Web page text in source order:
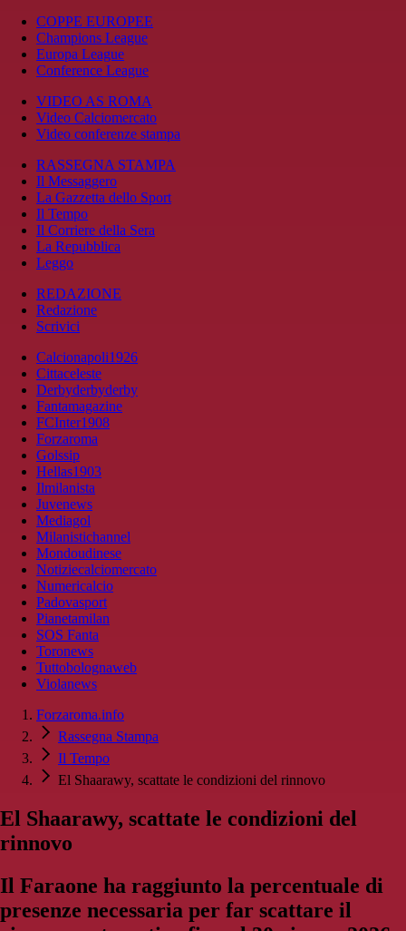
COPPE EUROPEE
Champions League
Europa League
Conference League
VIDEO AS ROMA
Video Calciomercato
Video conferenze stampa
RASSEGNA STAMPA
Il Messaggero
La Gazzetta dello Sport
Il Tempo
Il Corriere della Sera
La Repubblica
Leggo
REDAZIONE
Redazione
Scrivici
Calcionapoli1926
Cittaceleste
Derbyderbyderby
Fantamagazine
FCInter1908
Forzaroma
Golssip
Hellas1903
Ilmilanista
Juvenews
Mediagol
Milanistichannel
Mondoudinese
Notiziecalciomercato
Numericalcio
Padovasport
Pianetamilan
SOS Fanta
Toronews
Tuttobolognaweb
Violanews
Forzaroma.info
Rassegna Stampa
Il Tempo
El Shaarawy, scattate le condizioni del rinnovo
El Shaarawy, scattate le condizioni del
rinnovo
Il Faraone ha raggiunto la percentuale di
presenze necessaria per far scattare il